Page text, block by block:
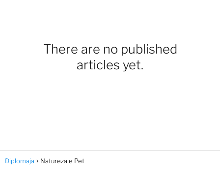
There are no published
articles yet.
Diplomaja Natureza e Pet